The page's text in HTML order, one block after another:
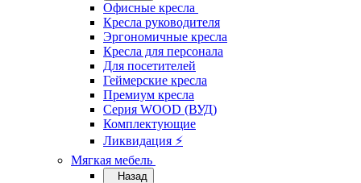
Офисные кресла
Кресла руководителя
Эргономичные кресла
Кресла для персонала
Для посетителей
Геймерские кресла
Премиум кресла
Серия WOOD (ВУД)
Комплектующие
Ликвидация ⚡
Мягкая мебель
Назад